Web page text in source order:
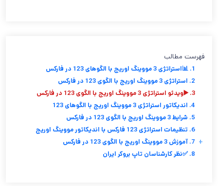
فهرست مطالب
1. 📊استراتژی 3 مووینگ اوریج با الگوهای 123 در فارکس
2. استراتژی 3 مووینگ اوریج با الگوی 123 در فارکس
3. ▶️ویدئو استراتژی 3 مووینگ اوریج با الگوی 123 در فارکس
4. اندیکاتور استراتژی 3 مووینگ اوریج با الگوهای 123
5. شرایط 3 مووینگ اوریج با الگوی 123 در فارکس
6. تنظیمات استراتژی 123 فارکس با اندیکاتور مووینگ اوریج
7. آموزش 3 مووینگ اوریج با الگوی 123 در فارکس +
8. ✅نظر کارشناسان تاپ بروکر ایران